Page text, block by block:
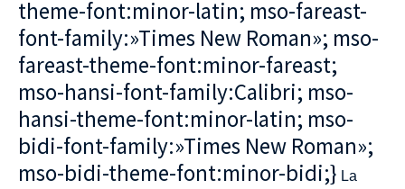
theme-font:minor-latin; mso-fareast-
font-family:»Times New Roman»; mso-
fareast-theme-font:minor-fareast;
mso-hansi-font-family:Calibri; mso-
hansi-theme-font:minor-latin; mso-
bidi-font-family:»Times New Roman»;
mso-bidi-theme-font:minor-bidi;} La